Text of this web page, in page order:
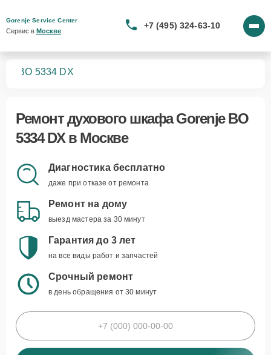
Gorenje Service Center
Сервис в Москве
+7 (495) 324-63-10
BO 5334 DX
Ремонтдухового шкафа Gorenje BO
5334 DXв Москве
Диагностика бесплатно
даже при отказе от ремонта
Ремонт на дому
выезд мастера за 30 минут
Гарантия до 3 лет
на все виды работ и запчастей
Срочный ремонт
в день обращения от 30 минут